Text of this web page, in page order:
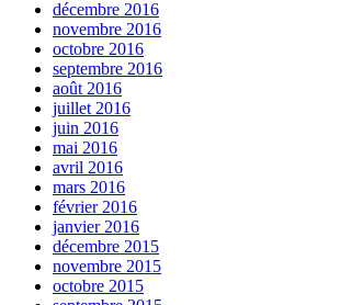
décembre 2016
novembre 2016
octobre 2016
septembre 2016
août 2016
juillet 2016
juin 2016
mai 2016
avril 2016
mars 2016
février 2016
janvier 2016
décembre 2015
novembre 2015
octobre 2015